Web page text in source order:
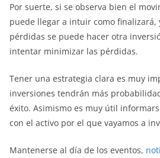
Por suerte, si se observa bien el
puede llegar a intuir como finalizará,
pérdidas se puede hacer otra
intentar minimizar las pérdidas.
Tener una estrategia clara es muy
inversiones tendrán más
éxito. Asimismo es muy útil
con el activo por el que vayamos a
Mantenerse al día de los eventos,